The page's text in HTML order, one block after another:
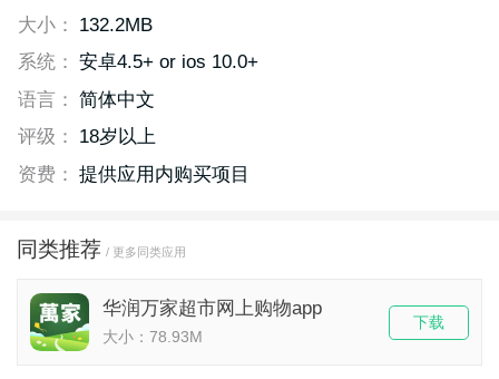
大小：
132.2MB
系统： 安卓4.5+ or ios 10.0+
语言： 简体中文
评级：
18岁以上
资费： 提供应用内购买项目
同类推荐 / 更多同类应用
华润万家超市网上购物app
大小：78.93M
下载